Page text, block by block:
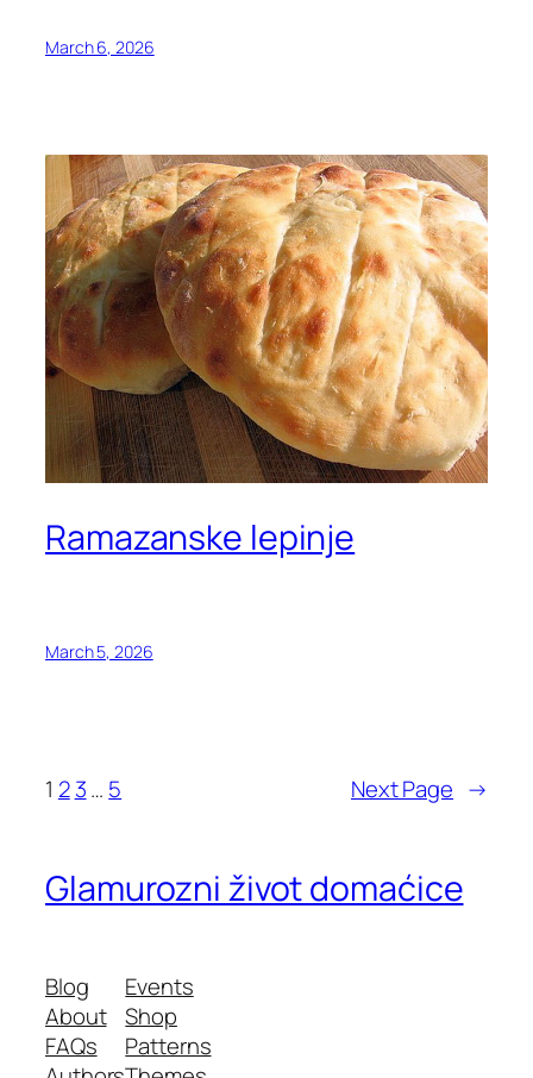
March 6, 2026
Ramazanske lepinje
March 5, 2026
1 2 3… 5 Next Page →
Glamurozni život domaćice
Blog
About
FAQs
Events
Shop
Patterns